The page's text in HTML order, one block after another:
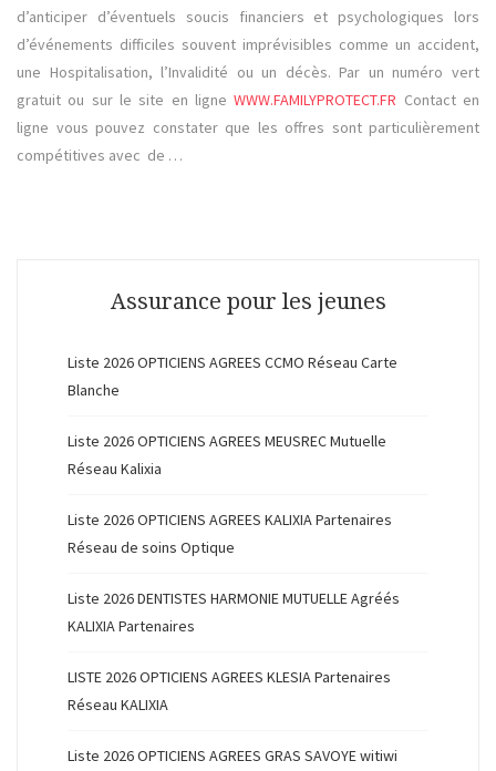
d’anticiper d’éventuels soucis financiers et psychologiques lors
d’événements difficiles souvent imprévisibles comme un accident,
une Hospitalisation, l’Invalidité ou un décès. Par un numéro vert
gratuit ou sur le site en ligneWWW.FAMILYPROTECT.FR Contact en
ligne vous pouvez constater que les offres sont particulièrement
compétitives avec de …
Assurance pour les jeunes
Liste 2026 OPTICIENS AGREES CCMO Réseau Carte
Blanche
Liste 2026 OPTICIENS AGREES MEUSREC Mutuelle
Réseau Kalixia
Liste 2026 OPTICIENS AGREES KALIXIA Partenaires
Réseau de soins Optique
Liste 2026 DENTISTES HARMONIE MUTUELLE Agréés
KALIXIA Partenaires
LISTE 2026 OPTICIENS AGREES KLESIA Partenaires
Réseau KALIXIA
Liste 2026 OPTICIENS AGREES GRAS SAVOYE witiwi